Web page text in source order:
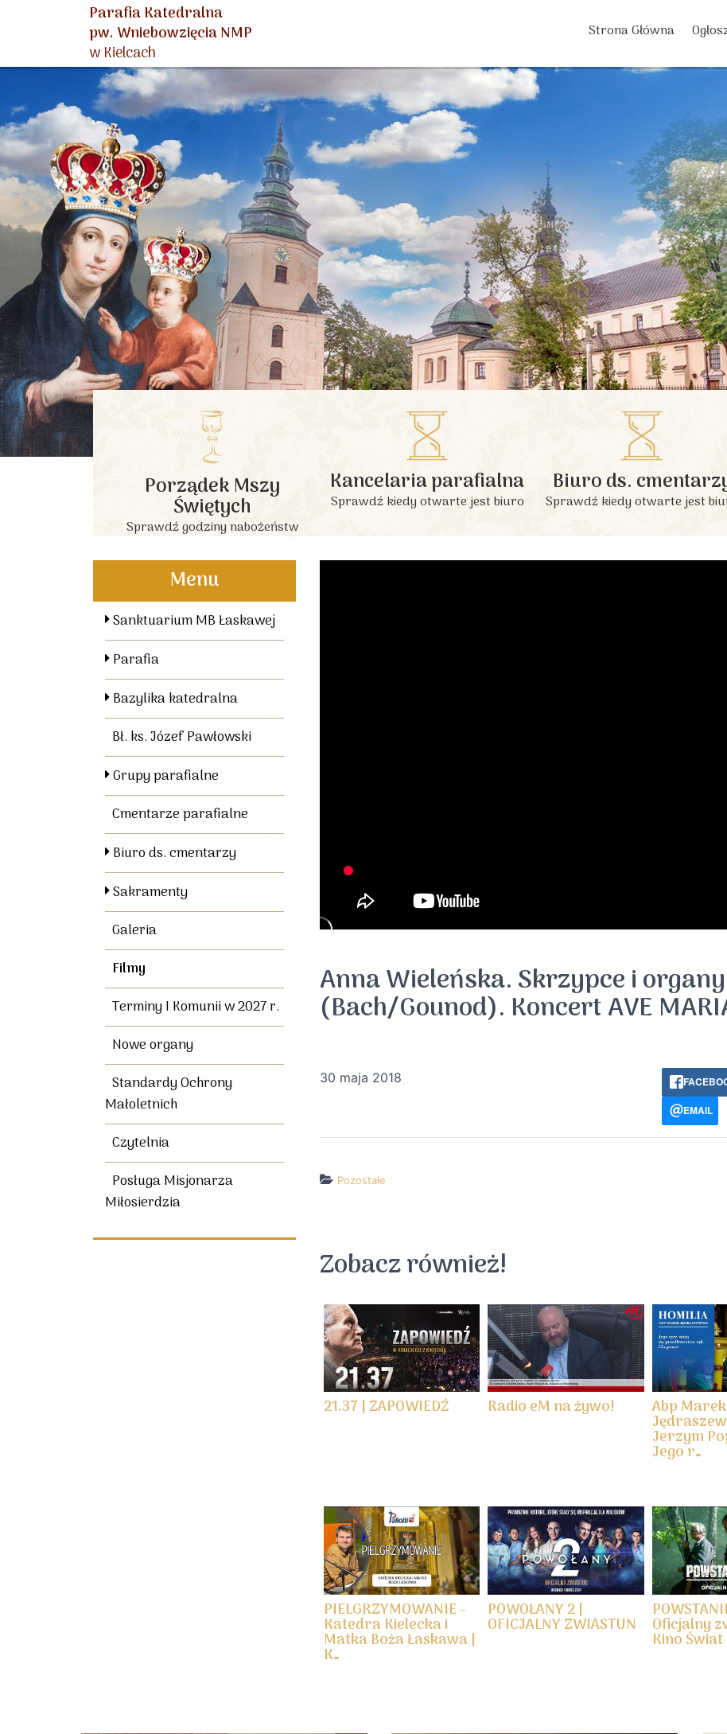
Parafia Katedralna
pw. Wniebowzięcia NMP
w Kielcach
Strona Główna
Porządek Mszy
Świętych
Sprawdź godziny nabożeństw
Kancelaria parafialna
Sprawdź kiedy otwarte jest biuro
Biuro ds.
Sprawdź kiedy otwarte jest
Menu
Sanktuarium MB Łaskawej
Parafia
Bazylika katedralna
Bł. ks. Józef Pawłowski
Grupy parafialne
Cmentarze parafialne
Biuro ds. cmentarzy
Sakramenty
Galeria
Filmy
Terminy I Komunii w 2027 r.
Nowe organy
Standardy Ochrony
Małoletnich
Czytelnia
Posługa Misjonarza
Miłosierdzia
Anna Wieleńska. Skrzypce i
(Bach/Gounod). Koncert AVE
30 maja 2018
EMAIL
Pozostałe
Zobacz również!
21.37 | ZAPOWIEDŹ Radio eM na żywo! Abp Marek
Jerzym
Jego r…
PIELGRZYMOWANIE -
Katedra Kielecka i
Matka Boża Łaskawa |
K…
POWOŁANY 2 |
OFICJALNY ZWIASTUN Oficjalny
Kino Świat